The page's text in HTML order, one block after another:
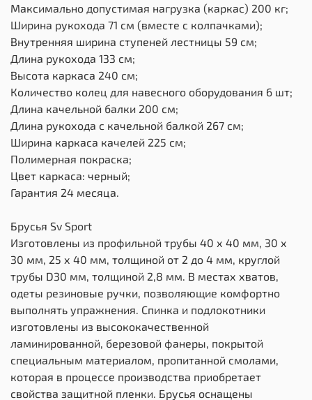
Максимально допустимая нагрузка (каркас) 200 кг;
Ширина рукохода 71 см (вместе с колпачками);
Внутренняя ширина ступеней лестницы 59 см;
Длина рукохода 133 см;
Высота каркаса 240 см;
Количество колец для навесного оборудования 6 шт;
Длина качельной балки 200 см;
Длина рукохода с качельной балкой 267 см;
Ширина каркаса качелей 225 см;
Полимерная покраска;
Цвет каркаса: черный;
Гарантия 24 месяца.
Брусья Sv Sport
Изготовлены из профильной трубы 40 х 40 мм, 30 х
30 мм, 25 х 40 мм, толщиной от 2 до 4 мм, круглой
трубы D30 мм, толщиной 2,8 мм. В местах хватов,
одеты резиновые ручки, позволяющие комфортно
выполнять упражнения. Спинка и подлокотники
изготовлены из высококачественной
ламинированной, березовой фанеры, покрытой
специальным материалом, пропитанной смолами,
которая в процессе производства приобретает
свойства защитной пленки. Брусья оснащены